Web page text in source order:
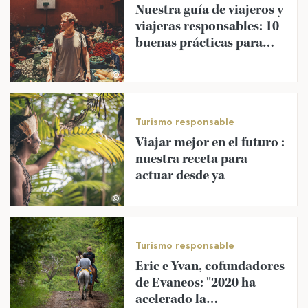
©
Nuestra guía de viajeros y
viajeras responsables: 10
buenas prácticas para
©
Turismo responsable
Viajar mejor en el futuro :
nuestra receta para
actuar desde ya
Turismo responsable
Eric e Yvan, cofundadores
de Evaneos: "2020 ha
acelerado la